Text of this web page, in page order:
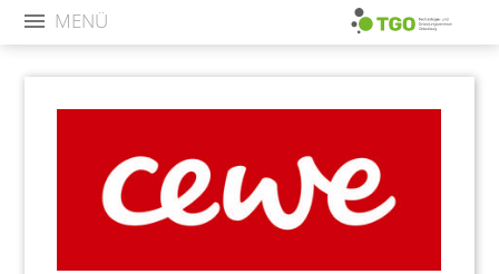
MENÜ